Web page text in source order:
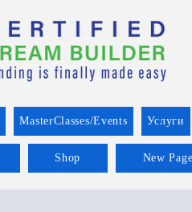
MasterClasses/Events Услуги
Shop New Page